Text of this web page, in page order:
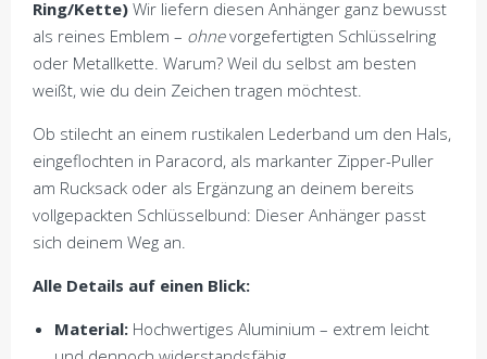
Ring/Kette) Wir liefern diesen Anhänger ganz bewusst
als reines Emblem – ohnevorgefertigten Schlüsselring
oder Metallkette. Warum? Weil du selbst am besten
weißt, wie du dein Zeichen tragen möchtest.
Ob stilecht an einem rustikalen Lederband um den Hals,
eingeflochten in Paracord, als markanter Zipper-Puller
am Rucksack oder als Ergänzung an deinem bereits
vollgepackten Schlüsselbund: Dieser Anhänger passt
sich deinem Weg an.
Alle Details auf einen Blick:
Material: Hochwertiges Aluminium – extrem leicht